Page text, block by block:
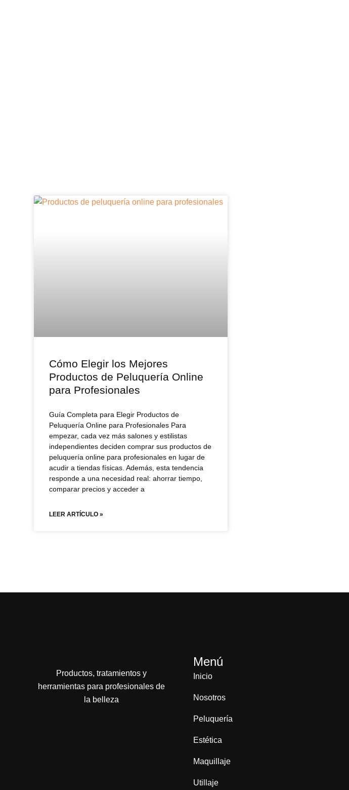
Cómo Elegir los Mejores
Productos de Peluquería Online
para Profesionales
Guía Completa para Elegir Productos de
Peluquería Online para Profesionales Para
empezar, cada vez más salones y estilistas
independientes deciden comprar sus productos de
peluquería online para profesionales en lugar de
acudir a tiendas físicas. Además, esta tendencia
responde a una necesidad real: ahorrar tiempo,
comparar precios y acceder a
LEER ARTÍCULO »
Productos, tratamientos y
herramientas para profesionales de
la belleza
Menú
Inicio
Nosotros
Peluquería
Estética
Maquillaje
Utillaje